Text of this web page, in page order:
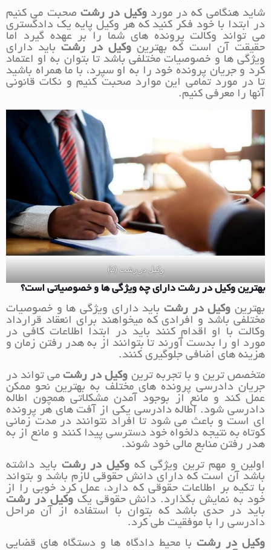
شاید هنگامی که در موردوکیل در رشت صحبت می کنیم
در ابتدا با خود فکر کنید که هر وکیل پایه یک دادگستری
می تواند وکالت پرونده های شما را بر عهده گیرد اما
حقیقت آن است که بهترینوکیل در رشتباید دارای
ویژگی ها و خصوصیات مختلفی باشد تا بتوان به او اعتماد
کرد و جریان پرونده خود را به او سپرد، با ما همراه باشید
تا در مورد تمامی این موارد صحبت کنیم و نکات قانونی
آنها را معرفی کنیم.
وکیل در رشت (2)
بهترین وکیل در رشت دارای چه ویژگی ها و خصوصیاتی است؟
بهترین وکیل در رشت باید دارای ویژگی ها و خصوصیات
مختلفی باشد و افرادی که میخواهند برای انعقاد قرارداد
وکالت با او اقدام کنند باید در ابتدا اطلاعات کافی در
مورد او را بدست آورند تا بتوانند از به هدر رفتن زمان و
هزینه های اضافی جلوگیری کنند.
متخصص ترین و با تجربه ترین وکیل در رشتمی تواند در
جریان دادرسی پرونده های مختلف به بهترین نحو ممکن
عمل کند و مانع از بوجود آمدن مشکلاتی همچون اطاله
دادرسی شود. اطاله دادرسی یکی از آفت های هر پرونده
ای است و باعث می شود تا افراد نتوانند در مدت زمانی
کوتاه به نتیجه دلخواه خود دسترسی پیدا کنند و مانع از به
هدر رفتن منابع مالی خود شوند.
اولین و مهم ترین ویژگی که وکیل در رشت باید داشته
باشد آن است که دارای دانش حقوقی لازم باشد و بتواند
با تکیه بر اطلاعات حقوقی که دارد، عمل کرد خوبی را از
خود به نمایش بگذارد. دانش حقوقی یکوکیل در رشت
باید در حدی باشد که بتوان با استفاده از آن مراحل
دادرسی را با موفقیت طی کرد.
وکیل در رشت با محیط دادگاه ها و دستگاه های قضایی